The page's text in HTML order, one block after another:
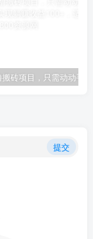
提交